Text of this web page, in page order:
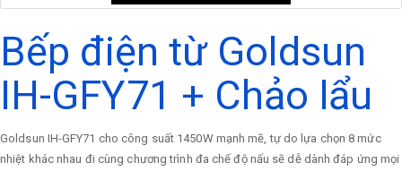
Bếp điện từ Goldsun
IH-GFY71 + Chảo lẩu
Goldsun IH-GFY71 cho công suất 1450W mạnh mẽ, tự do lựa chọn 8 mức
nhiệt khác nhau đi cùng chương trình đa chế độ nấu sẽ dễ dành đáp ứng mọi